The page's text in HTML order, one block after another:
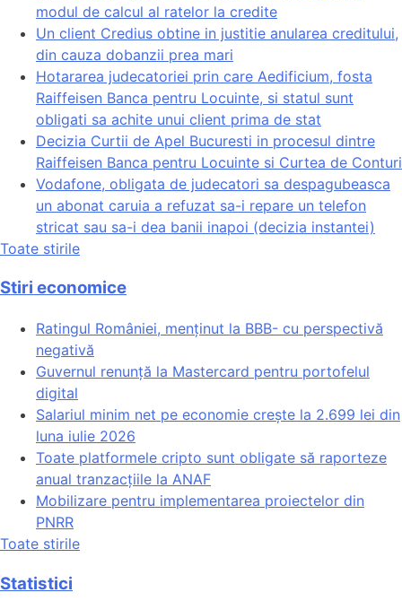
modul de calcul al ratelor la credite
Un client Credius obtine in justitie anularea creditului,
din cauza dobanzii prea mari
Hotararea judecatoriei prin care Aedificium, fosta
Raiffeisen Banca pentru Locuinte, si statul sunt
obligati sa achite unui client prima de stat
Decizia Curtii de Apel Bucuresti in procesul dintre
Raiffeisen Banca pentru Locuinte si Curtea de Conturi
Vodafone, obligata de judecatori sa despagubeasca
un abonat caruia a refuzat sa-i repare un telefon
stricat sau sa-i dea banii inapoi (decizia instantei)
Toate stirile
Stiri economice
Ratingul României, menținut la BBB- cu perspectivă
negativă
Guvernul renunță la Mastercard pentru portofelul
digital
Salariul minim net pe economie crește la 2.699 lei din
luna iulie 2026
Toate platformele cripto sunt obligate să raporteze
anual tranzacțiile la ANAF
Mobilizare pentru implementarea proiectelor din
PNRR
Toate stirile
Statistici